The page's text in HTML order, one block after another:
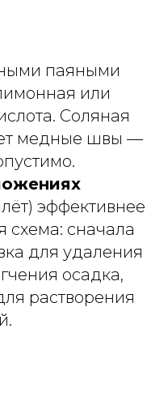
паяными
или
Соляная
медные швы —
эффективнее
схема: сначала
для удаления
осадка,
растворения